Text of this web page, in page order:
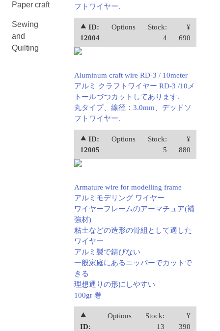
Paper craft
Sewing
and
Quilting
フトワイヤー.
⯅ ID:
12004
Options
Stock:
4
¥
690
Aluminum craft wire RD-3 / 10meter
アルミ クラフトワイヤー RD-3 /10メ
トールづつカットしてあります.
丸タイプ、線径：3.0mm、デッドソ
フトワイヤー.
⯅ ID:
12005
Options
Stock:
5
¥
880
Armature wire for modelling frame
アルミモデリング ワイヤー
ワイヤーフレームのアーマチュア(補
強材)
粘土などの造形の骨組として適した
ワイヤー
アルミ製で錆びない
一般家庭にあるニッパーでカットで
きる
理想通りの形にしやすい
100gr 巻
⯅
ID:
Options
Stock:
13
¥
390